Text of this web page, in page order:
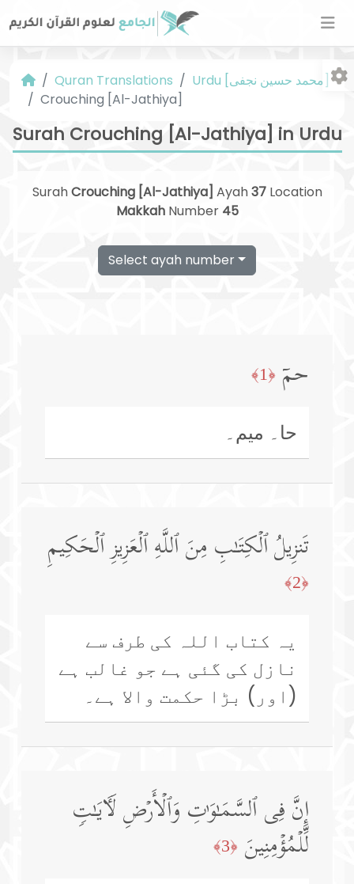
Quran Translations
Crouching [Al-Jathiya]
Surah Crouching [Al-Jathiya] in Urdu
SurahCrouching [Al-Jathiya] Ayah37Location
MakkahNumber 45
Select ayah number
حمۤ ﴿1﴾
حا۔ میم۔
تَنزِیلُ ٱلۡكِتَـٰبِ مِنَ ٱللَّهِ ٱلۡعَزِیزِ ٱلۡحَكِیمِ
﴿2﴾
یہ کتاب اللہ کی طرف سے
نازل کی گئی ہے جو غالب ہے
(اور) بڑا حکمت والا ہے۔
إِنَّ فِی ٱلسَّمَـٰوَ ٰ⁠تِ وَٱلۡأَرۡضِ لَـَٔایَـٰتࣲ
لِّلۡمُؤۡمِنِینَ ﴿3﴾